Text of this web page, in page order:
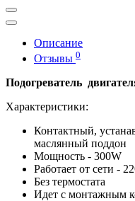
Описание
Отзывы 0
Подогреватель
Характеристики:
Контактный,
маслянный поддон
Мощность - 300W
Работает от сети -
Без термостата
Идет с монтажным